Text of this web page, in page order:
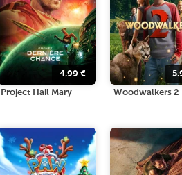
4.99€
Project Hail Mary Woodwalkers 2